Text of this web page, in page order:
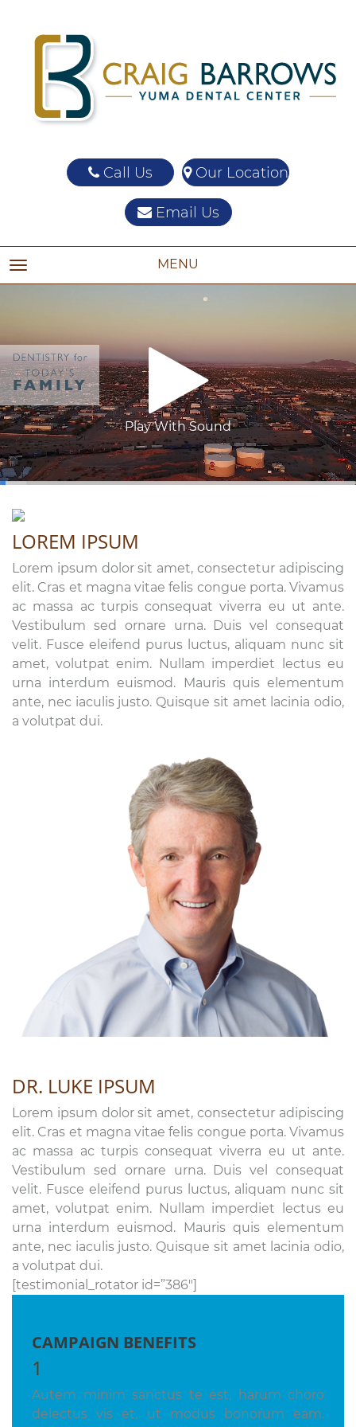
TOGGLE NAVIGATION MENU
Call Us Our Location
Email Us
Play With Sound
LOREM IPSUM
Lorem ipsum dolor sit amet, consectetur adipiscing
elit. Cras et magna vitae felis congue porta. Vivamus
ac massa ac turpis consequat viverra eu ut ante.
Vestibulum sed ornare urna. Duis vel consequat
velit. Fusce eleifend purus luctus, aliquam nunc sit
amet, volutpat enim. Nullam imperdiet lectus eu
urna interdum euismod. Mauris quis elementum
ante, nec iaculis justo. Quisque sit amet lacinia odio,
a volutpat dui.
DR. LUKE IPSUM
Lorem ipsum dolor sit amet, consectetur adipiscing
elit. Cras et magna vitae felis congue porta. Vivamus
ac massa ac turpis consequat viverra eu ut ante.
Vestibulum sed ornare urna. Duis vel consequat
velit. Fusce eleifend purus luctus, aliquam nunc sit
amet, volutpat enim. Nullam imperdiet lectus eu
urna interdum euismod. Mauris quis elementum
ante, nec iaculis justo. Quisque sit amet lacinia odio,
a volutpat dui.
[testimonial_rotator id=”386″]
CAMPAIGN BENEFITS
1
Autem minim sanctus te est, harum choro
delectus vis et, ut modus bonorum eam.